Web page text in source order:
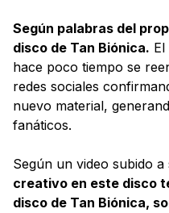
Según palabras del
disco de Tan Biónica.
hace poco tiempo se
redes sociales
nuevo material,
fanáticos.
Según un video subido
creativo en este disco
disco de Tan Biónica,